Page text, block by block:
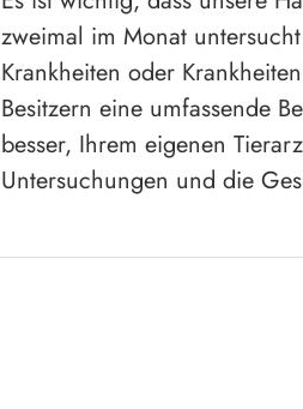
zweimal im Monat
Krankheiten oder
Besitzern eine umfassende
besser, Ihrem eigenen
Untersuchungen und die